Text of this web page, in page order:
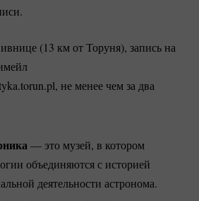
(13 км от Торуня), запись на
не менее чем за два
— это музей, в котором
объединяются с историей
деятельности астронома.